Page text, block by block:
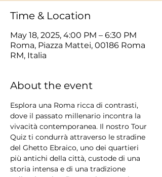
Time & Location
May 18, 2025, 4:00 PM – 6:30 PM
Roma, Piazza Mattei, 00186 Roma
RM, Italia
About the event
Esplora una Roma ricca di contrasti,
dove il passato millenario incontra la
vivacità contemporanea. Il nostro Tour
Quiz ti condurrà attraverso le stradine
del Ghetto Ebraico, uno dei quartieri
più antichi della città, custode di una
storia intensa e di una tradizione